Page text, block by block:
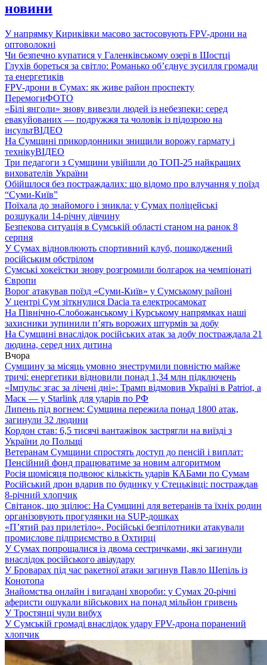
новини
У напрямку Кириківки масово застосовують FPV-дрони на
оптоволокні
Чи безпечно купатися у Галенківському озері в Шостці
Глухів бореться за світло: Романько об’єднує зусилля громади
та енергетиків
FPV-дрони в Сумах: як живе район проспекту
ПеремогиФОТО
«Білі янголи» знову вивезли людей із небезпеки: серед
евакуйованих — подружжя та чоловік із підозрою на
інсультВІДЕО
На Сумщині прикордонники знищили ворожу гармату і
технікуВІДЕО
Три педагоги з Сумщини увійшли до ТОП-25 найкращих
вихователів України
Обійшлося без постраждалих: що відомо про влучання у поїзд
“Суми-Київ”
Поїхала до знайомого і зникла: у Сумах поліцейські
розшукали 14-річну дівчину
Безпекова ситуація в Сумській області станом на ранок 8
серпня
У Сумах відновлюють спортивний клуб, пошкоджений
російським обстрілом
Сумські хокеїстки знову розгромили болгарок на чемпіонаті
Європи
Ворог атакував поїзд «Суми-Київ» у Сумському районі
У центрі Сум зіткнулися Dacia та електросамокат
На Північно-Слобожанському і Курському напрямках наші
захисники зупинили п’ять ворожих штурмів за добу
На Сумщині внаслідок російських атак за добу постраждала 21
людина, серед них дитина
Вчора
Сумщину за місяць умовно знеструмили повністю майже
тричі: енергетики відновили понад 1,34 млн підключень
«Імпульс згас за лічені дні»: Трамп відмовив Україні в Patriot, а
Маск — у Starlink для ударів по РФ
Липень під вогнем: Сумщина пережила понад 1800 атак,
загинули 32 людини
Кордон став: 6,5 тисячі вантажівок застрягли на виїзді з
України до Польщі
Ветеранам Сумщини спростять доступ до пенсій і виплат:
Пенсійний фонд працюватиме за новим алгоритмом
Росія щомісяця подвоює кількість ударів КАБами по Сумам
Російський дрон вдарив по будинку у Стецьківці: постраждав
8-річний хлопчик
Світанок, що зцілює: На Сумщині для ветеранів та їхніх родин
організовують прогулянки на SUP-дошках
«П’ятий раз прилетіло». Російські безпілотники атакували
промислове підприємство в Охтирці
У Сумах попрощалися із двома сестричками, які загинули
внаслідок російського авіаудару
У Броварах під час ракетної атаки загинув Павло Шепіль із
Конотопа
Знайомства онлайн і вигадані хвороби: у Сумах 20-річні
аферисти ошукали військових на понад мільйон гривень
У Тростянці чули вибух
У Сумській громаді внаслідок удару FPV-дрона поранений
хлопчик